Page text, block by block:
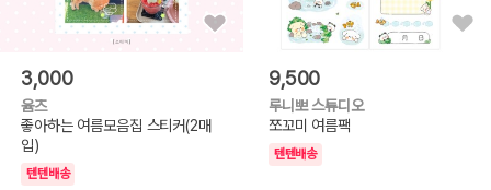
3,000
윰즈
좋아하는 여름모음집 스티커(2매
입)
텐텐배송
9,500
루니뽀 스튜디오
쪼꼬미 여름팩
텐텐배송